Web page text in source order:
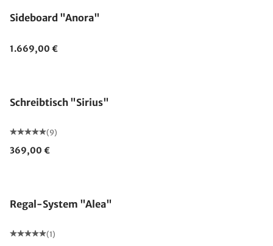
Sideboard "Anora"
1.669,00 €
Schreibtisch "Sirius"
(9)
369,00 €
Regal-System "Alea"
(1)